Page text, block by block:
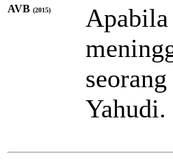
AVB (2015)
Apabila
Yahudi.